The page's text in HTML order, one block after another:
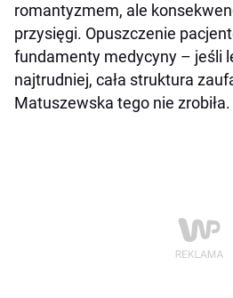
romantyzmem, ale
przysięgi. Opuszczenie
fundamenty medycyny – jeśli
najtrudniej, cała struktura
Matuszewska tego nie zrobiła.